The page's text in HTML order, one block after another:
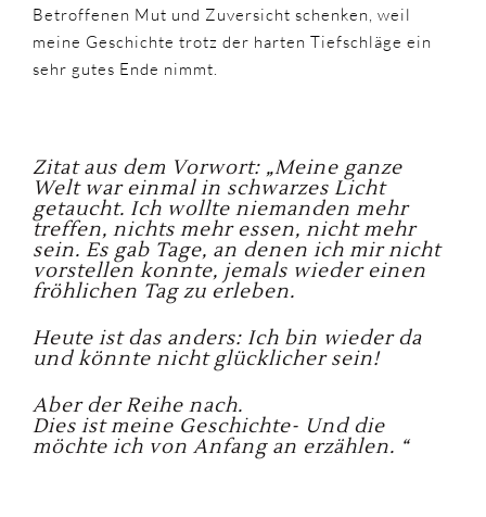
Betroffenen Mut und Zuversicht schenken, weil
meine Geschichte trotz der harten Tiefschläge ein
sehr gutes Ende nimmt.
Zitat aus dem Vorwort: „Meine ganze
Welt war einmal in schwarzes Licht
getaucht. Ich wollte niemanden mehr
treffen, nichts mehr essen, nicht mehr
sein. Es gab Tage, an denen ich mir nicht
vorstellen konnte, jemals wieder einen
fröhlichen Tag zu erleben.
Heute ist das anders: Ich bin wieder da
und könnte nicht glücklicher sein!
Aber der Reihe nach.
Dies ist meine Geschichte- Und die
möchte ich von Anfang an erzählen. “